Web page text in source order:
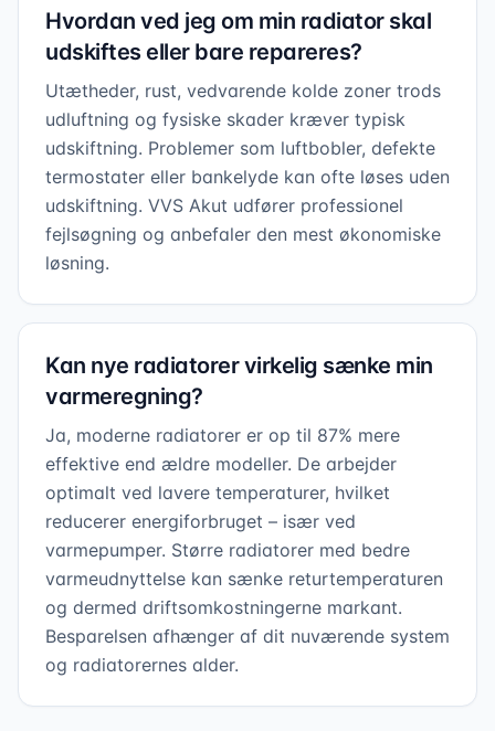
Hvordan ved jeg om min radiator skal
udskiftes eller bare repareres?
Utætheder, rust, vedvarende kolde zoner trods
udluftning og fysiske skader kræver typisk
udskiftning. Problemer som luftbobler, defekte
termostater eller bankelyde kan ofte løses uden
udskiftning. VVS Akut udfører professionel
fejlsøgning og anbefaler den mest økonomiske
løsning.
Kan nye radiatorer virkelig sænke min
varmeregning?
Ja, moderne radiatorer er op til 87% mere
effektive end ældre modeller. De arbejder
optimalt ved lavere temperaturer, hvilket
reducerer energiforbruget – især ved
varmepumper. Større radiatorer med bedre
varmeudnyttelse kan sænke returtemperaturen
og dermed driftsomkostningerne markant.
Besparelsen afhænger af dit nuværende system
og radiatorernes alder.